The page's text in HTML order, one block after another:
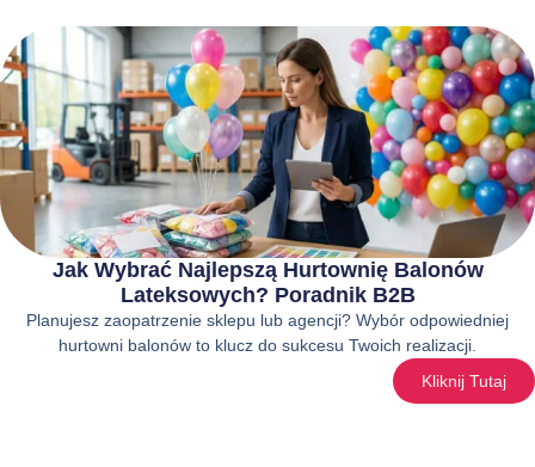
Jak Wybrać Najlepszą Hurtownię Balonów
Lateksowych? Poradnik B2B
Planujesz zaopatrzenie sklepu lub agencji? Wybór odpowiedniej
hurtowni balonów to klucz do sukcesu Twoich realizacji.
Kliknij Tutaj